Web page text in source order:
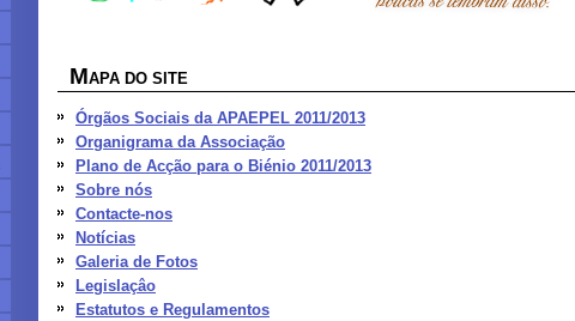
MAPA DO SITE
Órgãos Sociais da APAEPEL 2011/2013
Organigrama da Associação
Plano de Acção para o Biénio 2011/2013
Sobre nós
Contacte-nos
Notícias
Galeria de Fotos
Legislaçâo
Estatutos e Regulamentos